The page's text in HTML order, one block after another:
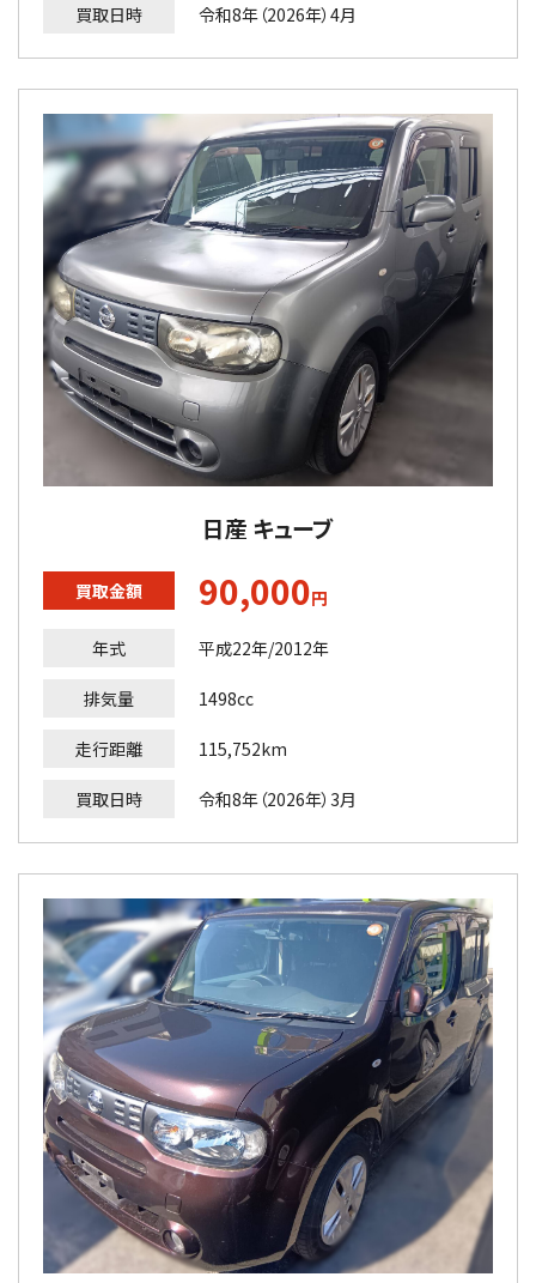
買取日時 令和8年（2026年）4月
日産 キューブ
買取金額 90,000円
年式 平成22年/2012年
排気量 1498cc
走行距離 115,752km
買取日時 令和8年（2026年）3月